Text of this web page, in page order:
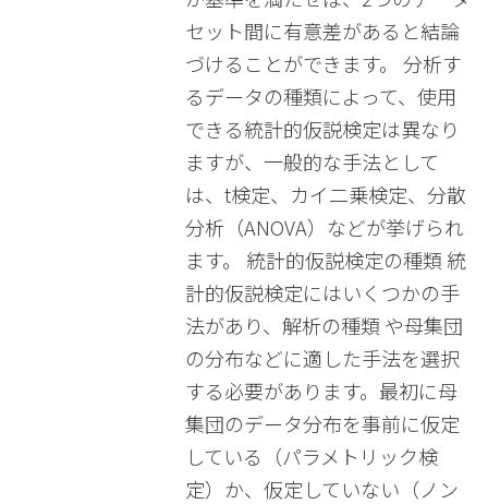
セット間に有意差があると結論
づけることができます。 分析す
るデータの種類によって、使用
できる統計的仮説検定は異なり
ますが、一般的な手法として
は、t検定、カイ二乗検定、分散
分析（ANOVA）などが挙げられ
ます。 統計的仮説検定の種類 統
計的仮説検定にはいくつかの手
法があり、解析の種類 や母集団
の分布などに適した手法を選択
する必要があります。最初に母
集団のデータ分布を事前に仮定
している（パラメトリック検
定）か、仮定していない（ノン